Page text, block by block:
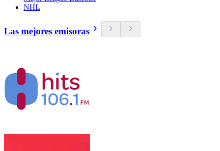
NHL
Las mejores emisoras